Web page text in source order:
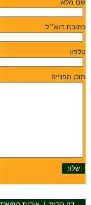
שם מלא
כתובת דוא׳׳ל
טלפון
תוכן הפנייה